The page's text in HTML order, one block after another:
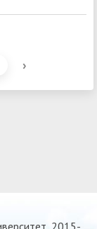
›
2015-